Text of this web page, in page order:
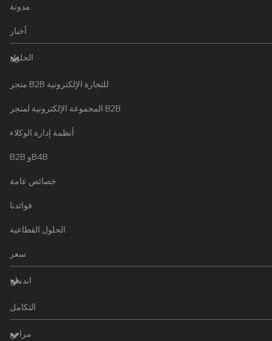
مدونة
أخبار
الحلول
متجر B2B للتجارة الإلكترونية
المجموعة الإلكترونية لمتجر B2B
أنظمة إدارة الوكلاء
B2B وB4B
خصائص عامة
فوائدنا
الحلول القطاعية
سعر
اندماج
التكامل
مراجع